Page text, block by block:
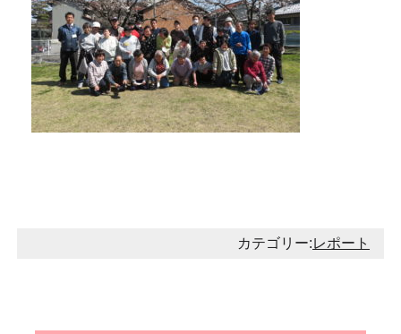
カテゴリー:レポート